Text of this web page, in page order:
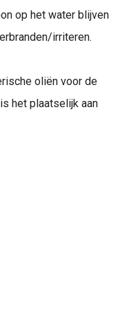
op het water blijven
irriteren.
oliën voor de
het plaatselijk aan